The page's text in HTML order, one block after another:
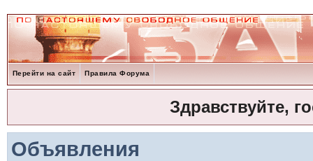
Перейти на сайт Правила Форума
Здравствуйте,
Объявления